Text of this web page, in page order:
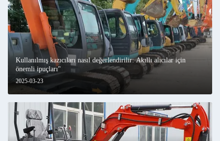
2025-03-23
Kullanılmış kazıcıları nasıl değerlendirilir: Akıllı alıcılar için
önemli ipuçları"